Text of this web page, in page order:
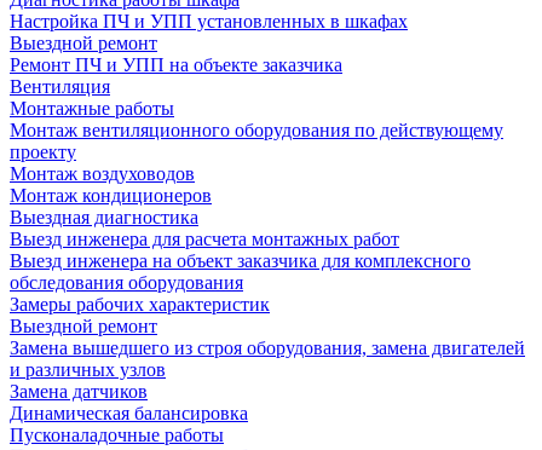
Настройка ПЧ и УПП установленных в шкафах
Выездной ремонт
Ремонт ПЧ и УПП на объекте заказчика
Вентиляция
Монтажные работы
Монтаж вентиляционного оборудования по действующему
проекту
Монтаж воздуховодов
Монтаж кондиционеров
Выездная диагностика
Выезд инженера для расчета монтажных работ
Выезд инженера на объект заказчика для комплексного
обследования оборудования
Замеры рабочих характеристик
Выездной ремонт
Замена вышедшего из строя оборудования, замена двигателей
и различных узлов
Замена датчиков
Динамическая балансировка
Пусконаладочные работы